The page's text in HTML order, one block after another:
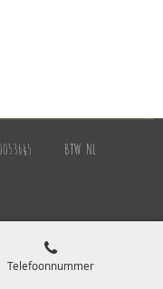
BTW NL
Telefoonnummer